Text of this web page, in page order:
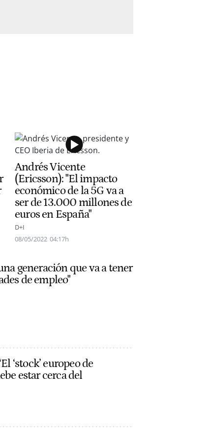
Andrés Vicente
(Ericsson): "El impacto
económico de la 5G va a
ser de 13.000 millones de
euros en España"
D+I
08/05/2022 04:17h
generación que va a tener
de empleo"
‘stock’ europeo de
estar cerca del